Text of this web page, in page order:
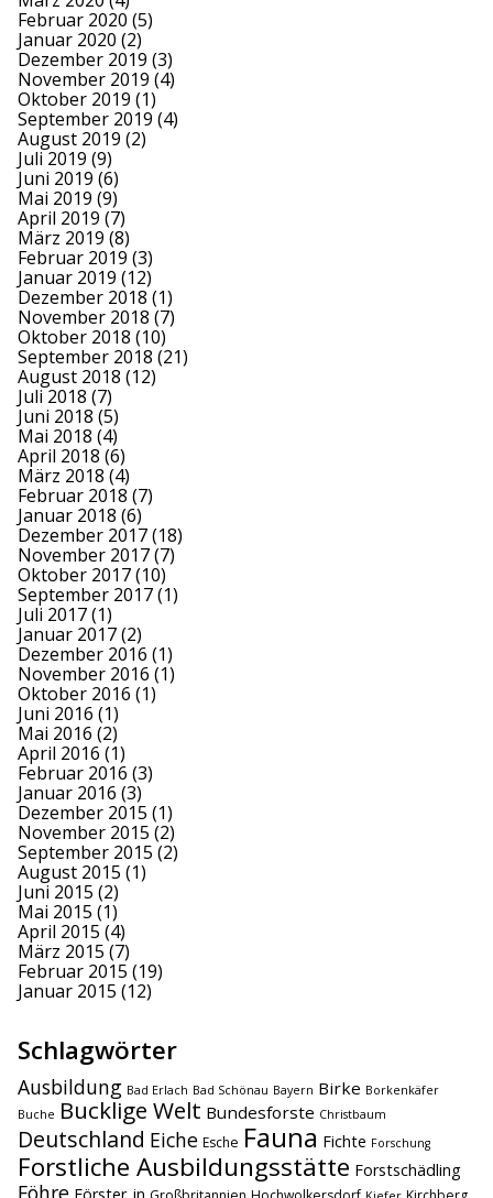
Februar 2020 (5)
Januar 2020 (2)
Dezember 2019 (3)
November 2019 (4)
Oktober 2019 (1)
September 2019 (4)
August 2019 (2)
Juli 2019 (9)
Juni 2019 (6)
Mai 2019 (9)
April 2019 (7)
März 2019 (8)
Februar 2019 (3)
Januar 2019 (12)
Dezember 2018 (1)
November 2018 (7)
Oktober 2018 (10)
September 2018 (21)
August 2018 (12)
Juli 2018 (7)
Juni 2018 (5)
Mai 2018 (4)
April 2018 (6)
März 2018 (4)
Februar 2018 (7)
Januar 2018 (6)
Dezember 2017(18)
November 2017(7)
Oktober 2017(10)
September 2017(1)
Juli 2017(1)
Januar 2017(2)
Dezember 2016 (1)
November 2016 (1)
Oktober 2016 (1)
Juni 2016 (1)
Mai 2016 (2)
April 2016 (1)
Februar 2016 (3)
Januar 2016 (3)
Dezember 2015 (1)
November 2015 (2)
September 2015 (2)
August 2015 (1)
Juni 2015 (2)
Mai 2015 (1)
April 2015 (4)
März 2015 (7)
Februar 2015 (19)
Januar 2015 (12)
Schlagwörter
Ausbildung Bad Erlach Bad Schönau Bayern Birke Borkenkäfer
Buche Bucklige Welt Bundesforste Christbaum
Deutschland Eiche Esche Fauna Fichte Forschung
Forstliche Ausbildungsstätte Forstschädling